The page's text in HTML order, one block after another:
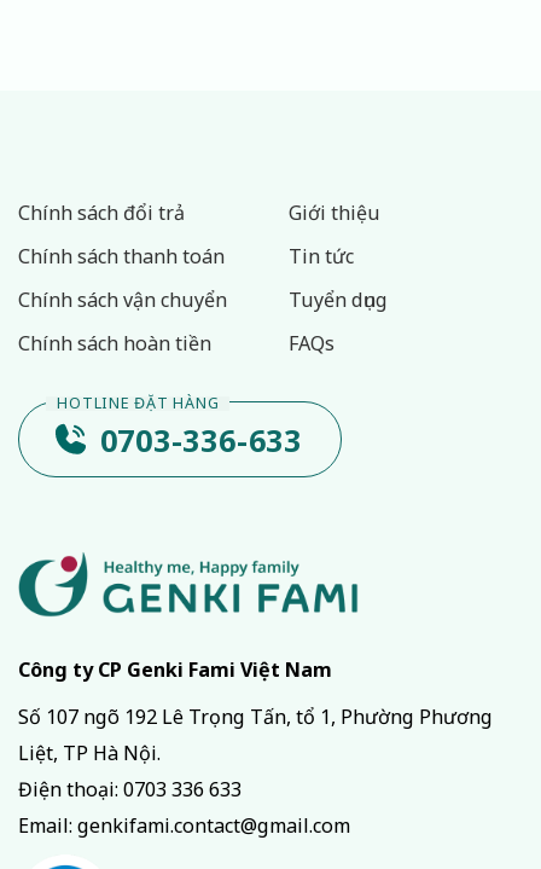
Chính sách đổi trả
Chính sách thanh toán
Chính sách vận chuyển
Chính sách hoàn tiền
Giới thiệu
Tin tức
Tuyển dụng
FAQs
0703-336-633
Công ty CP Genki Fami Việt Nam
Số 107 ngõ 192 Lê Trọng Tấn, tổ 1, Phường Phương
Liệt, TP Hà Nội.
Điện thoại: 0703 336 633
Email: genkifami.contact@gmail.com